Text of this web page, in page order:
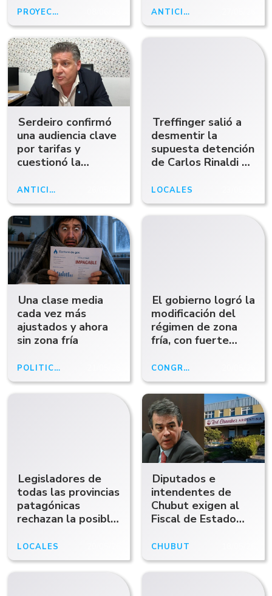
Pogo" PROYECTO
para este debate"
ANTICIPOABCRADIO
Serdeiro confirmó
una audiencia clave
por tarifas y
cuestionó la
zona fría: "En la
Patagonia es
irrisorio"
ANTICIPOABCRADIO
Treffinger salió a
desmentir la
supuesta detención
de Carlos Rinaldi y
"operación"
LOCALES
Una clase media
cada vez más
ajustados y ahora
sin zona fría
POLÍTICA
El gobierno logró la
modificación del
régimen de zona
fría, con fuerte
patagónicos
CONGRESO
Legisladores de
todas las provincias
patagónicas
rechazan la posible
zona fría: "Para los
patagónicos, lo que
es de la Patagonia"
LOCALES
Diputados e
intendentes de
Chubut exigen al
Fiscal de Estado
acuerdo con Red
Chamber
CHUBUT